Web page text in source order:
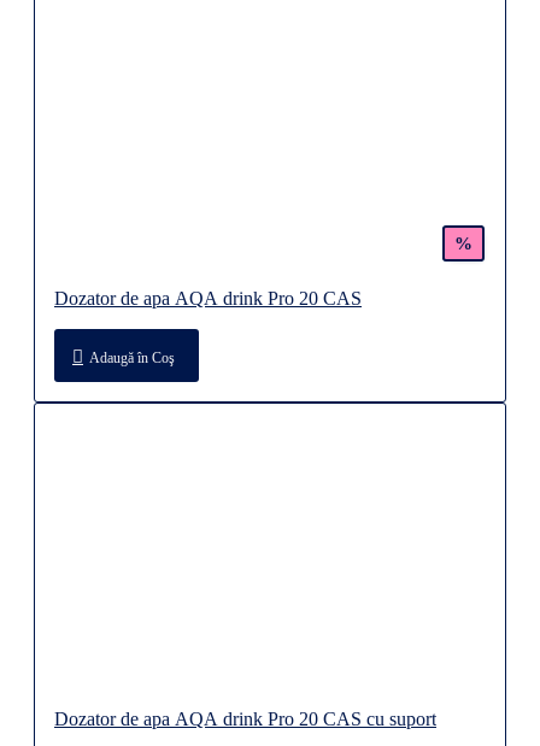
%
Dozator de apa AQA drink Pro 20 CAS
Adaugă în Coş
Dozator de apa AQA drink Pro 20 CAS cu suport